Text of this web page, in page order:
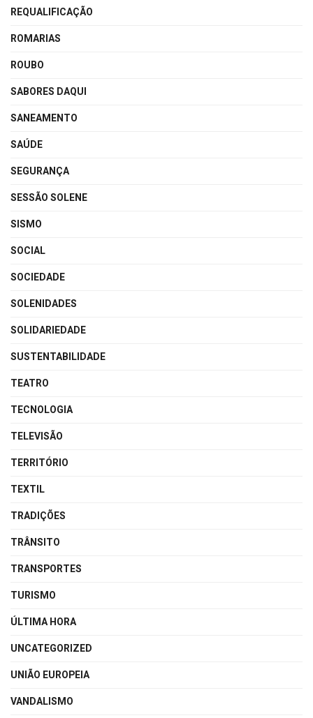
REQUALIFICAÇÃO
ROMARIAS
ROUBO
SABORES DAQUI
SANEAMENTO
SAÚDE
SEGURANÇA
SESSÃO SOLENE
SISMO
SOCIAL
SOCIEDADE
SOLENIDADES
SOLIDARIEDADE
SUSTENTABILIDADE
TEATRO
TECNOLOGIA
TELEVISÃO
TERRITÓRIO
TEXTIL
TRADIÇÕES
TRÂNSITO
TRANSPORTES
TURISMO
ÚLTIMA HORA
UNCATEGORIZED
UNIÃO EUROPEIA
VANDALISMO